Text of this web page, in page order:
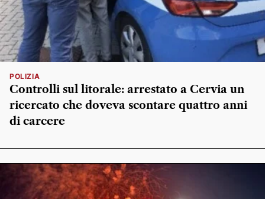
POLIZIA
Controlli sul litorale: arrestato a Cervia un
ricercato che doveva scontare quattro anni
di carcere